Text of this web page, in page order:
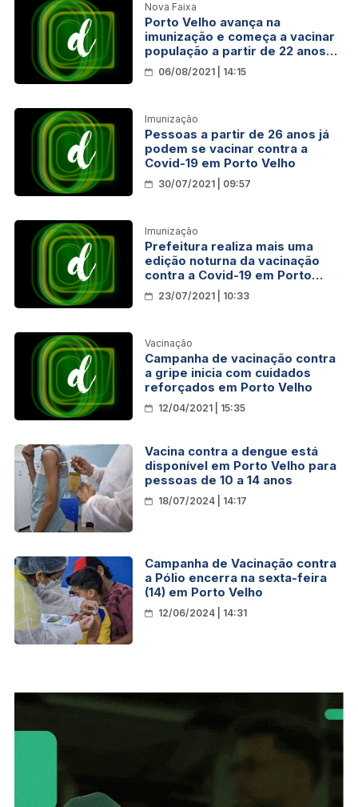
Nova Faixa
Porto Velho avança na
imunização e começa a vacinar
população a partir de 22 anos
contra a Covid-19
06/08/2021 | 14:15
Imunização
Pessoas a partir de 26 anos já
podem se vacinar contra a
Covid-19 em Porto Velho
30/07/2021 | 09:57
Imunização
Prefeitura realiza mais uma
edição noturna da vacinação
contra a Covid-19 em Porto
Velho
23/07/2021 | 10:33
Vacinação
Campanha de vacinação contra
a gripe inicia com cuidados
reforçados em Porto Velho
12/04/2021 | 15:35
Vacina contra a dengue está
disponível em Porto Velho para
pessoas de 10 a 14 anos
18/07/2024 | 14:17
Campanha de Vacinação contra
a Pólio encerra na sexta-feira
(14) em Porto Velho
12/06/2024 | 14:31